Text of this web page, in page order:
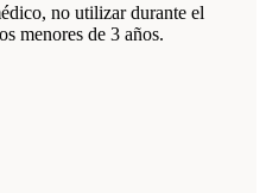
no utilizar durante el
menores de 3 años.